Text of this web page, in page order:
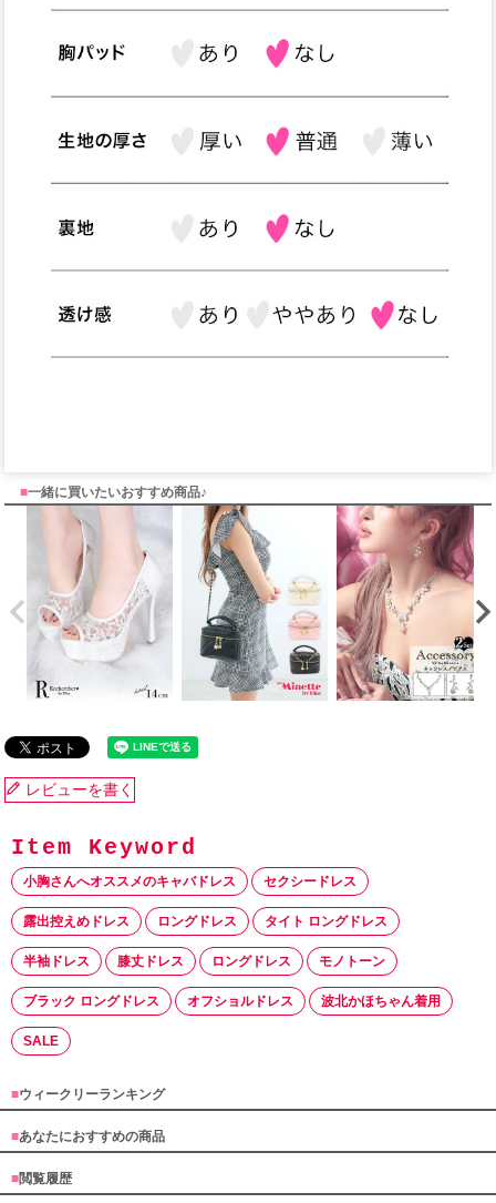
■一緒に買いたいおすすめ商品♪
レビューを書く
小胸さんへオススメのキャバドレス セクシードレス
露出控えめドレス ロングドレス タイト ロングドレス
半袖ドレス 膝丈ドレス ロングドレス モノトーン
ブラック ロングドレス オフショルドレス 波北かほちゃん着用
SALE
■ウィークリーランキング
■あなたにおすすめの商品
■閲覧履歴